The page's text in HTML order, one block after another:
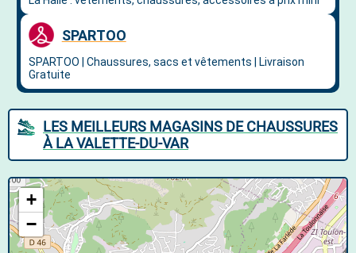
LES MEILLEURS MAGASINS DE CHAUSSURES
À LA VALETTE-DU-VAR
+
−